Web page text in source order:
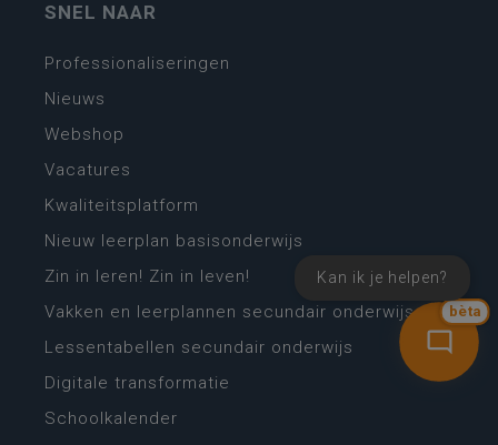
bèta
Kan ik je helpen?
SNEL NAAR
Professionaliseringen
Nieuws
Webshop
Vacatures
Kwaliteitsplatform
Nieuw leerplan basisonderwijs
Zin in leren! Zin in leven!
Vakken en leerplannen secundair onderwijs
Lessentabellen secundair onderwijs
Digitale transformatie
Schoolkalender